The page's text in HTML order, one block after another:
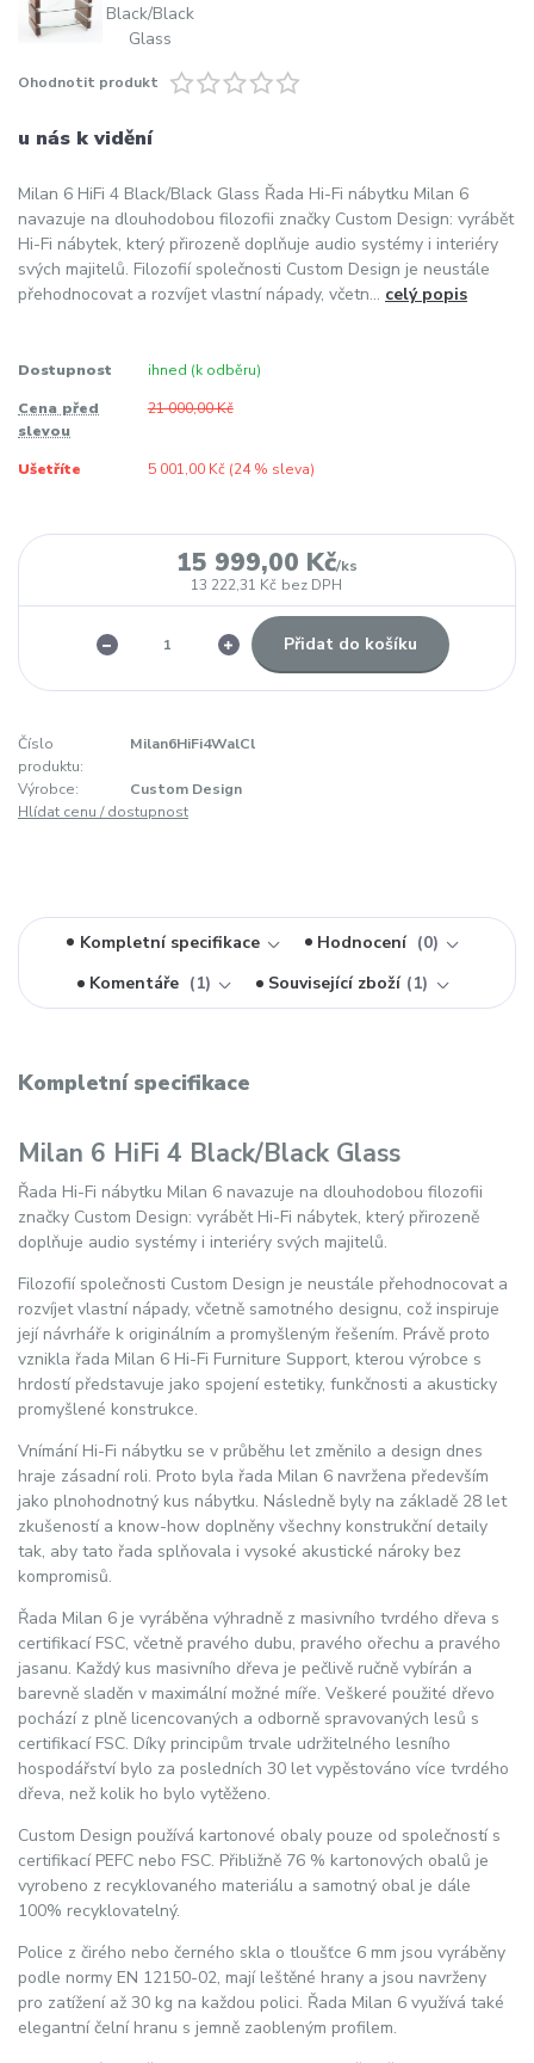
Ohodnotit produkt
u nás k vidění
Milan 6 HiFi 4 Black/Black Glass Řada Hi-Fi nábytku Milan 6
navazuje na dlouhodobou filozofii značky Custom Design: vyrábět
Hi-Fi nábytek, který přirozeně doplňuje audio systémy i interiéry
svých majitelů. Filozofií společnosti Custom Design je neustále
přehodnocovat a rozvíjet vlastní nápady, včetn... celý popis
Dostupnost ihned (k odběru)
Cena před
slevou
21 000,00 Kč
Ušetříte 5 001,00 Kč (24% sleva)
15 999,00 Kč/ks
13 222,31 Kč bez DPH
Přidat do košíku
Číslo
produktu:
Milan6HiFi4WalCl
Výrobce:
Custom Design
Hlídat cenu / dostupnost
Kompletní specifikace Hodnocení
0
Komentáře
1 Související zboží 1
Kompletní specifikace
Milan 6 HiFi 4 Black/Black Glass
Řada Hi-Fi nábytku Milan 6 navazuje na dlouhodobou filozofii
značky Custom Design: vyrábět Hi-Fi nábytek, který přirozeně
doplňuje audio systémy i interiéry svých majitelů.
Filozofií společnosti Custom Design je neustále přehodnocovat a
rozvíjet vlastní nápady, včetně samotného designu, což inspiruje
její návrháře k originálním a promyšleným řešením. Právě proto
vznikla řada Milan 6 Hi-Fi Furniture Support, kterou výrobce s
hrdostí představuje jako spojení estetiky, funkčnosti a akusticky
promyšlené konstrukce.
Vnímání Hi-Fi nábytku se v průběhu let změnilo a design dnes
hraje zásadní roli. Proto byla řada Milan 6 navržena především
jako plnohodnotný kus nábytku. Následně byly na základě 28 let
zkušeností a know-how doplněny všechny konstrukční detaily
tak, aby tato řada splňovala i vysoké akustické nároky bez
kompromisů.
Řada Milan 6 je vyráběna výhradně z masivního tvrdého dřeva s
certifikací FSC, včetně pravého dubu, pravého ořechu a pravého
jasanu. Každý kus masivního dřeva je pečlivě ručně vybírán a
barevně sladěn v maximální možné míře. Veškeré použité dřevo
pochází z plně licencovaných a odborně spravovaných lesů s
certifikací FSC. Díky principům trvale udržitelného lesního
hospodářství bylo za posledních 30 let vypěstováno více tvrdého
dřeva, než kolik ho bylo vytěženo.
Custom Design používá kartonové obaly pouze od společností s
certifikací PEFC nebo FSC. Přibližně 76 % kartonových obalů je
vyrobeno z recyklovaného materiálu a samotný obal je dále
100% recyklovatelný.
Police z čirého nebo černého skla o tloušťce 6 mm jsou vyráběny
podle normy EN 12150-02, mají leštěné hrany a jsou navrženy
pro zatížení až 30 kg na každou polici. Řada Milan 6 využívá také
elegantní čelní hranu s jemně zaobleným profilem.